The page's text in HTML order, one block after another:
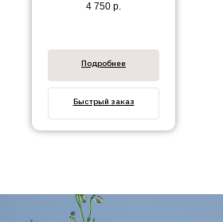
4 750 р.
Подробнее
Быстрый заказ